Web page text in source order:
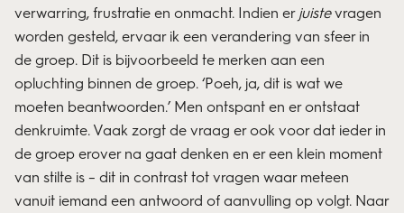
verwarring, frustratie en onmacht. Indien er juistevragen
worden gesteld, ervaar ik een verandering van sfeer in
de groep. Dit is bijvoorbeeld te merken aan een
opluchting binnen de groep. ‘Poeh, ja, dit is wat we
moeten beantwoorden.’ Men ontspant en er ontstaat
denkruimte. Vaak zorgt de vraag er ook voor dat ieder in
de groep erover na gaat denken en er een klein moment
van stilte is – dit in contrast tot vragen waar meteen
vanuit iemand een antwoord of aanvulling op volgt. Naar